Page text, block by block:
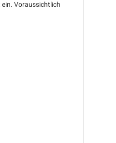
ein. Voraussichtlich